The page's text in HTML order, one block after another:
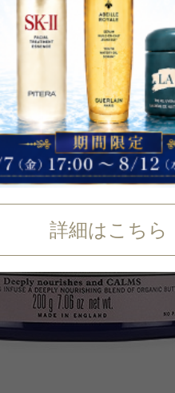
詳細はこちら